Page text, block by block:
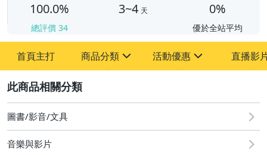
100.0%
總評價 34
3~4 天 0%
優於全站平均
首頁主打 商品分類
BD25藍光歐美電影
BD25藍光韓國電影
活動優惠
滿額折扣
直播影
圖書/影音/文具
音樂與影片